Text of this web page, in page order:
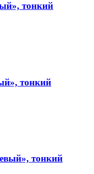
тонкий
тонкий
тонкий